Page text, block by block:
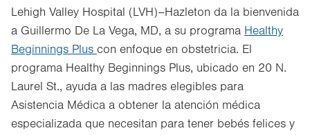
Lehigh Valley Hospital (LVH)–Hazleton da la bienvenida
a Guillermo De La Vega, MD, a su programa Healthy
Beginnings Plus con enfoque en obstetricia. El
programa Healthy Beginnings Plus, ubicado en 20 N.
Laurel St., ayuda a las madres elegibles para
Asistencia Médica a obtener la atención médica
especializada que necesitan para tener bebés felices y